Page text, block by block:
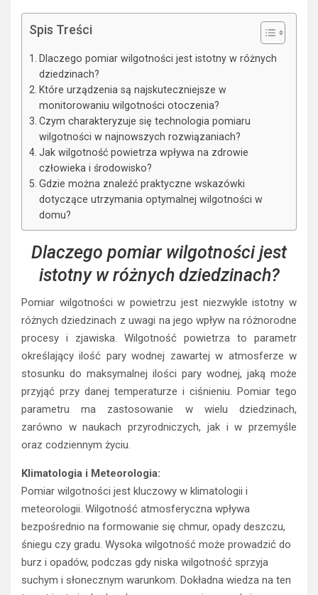
Spis Treści
Dlaczego pomiar wilgotności jest istotny w różnych
dziedzinach?
Które urządzenia są najskuteczniejsze w
monitorowaniu wilgotności otoczenia?
Czym charakteryzuje się technologia pomiaru
wilgotności w najnowszych rozwiązaniach?
Jak wilgotność powietrza wpływa na zdrowie
człowieka i środowisko?
Gdzie można znaleźć praktyczne wskazówki
dotyczące utrzymania optymalnej wilgotności w
domu?
Dlaczego pomiar wilgotności jest
istotny w różnych dziedzinach?
Pomiar wilgotności w powietrzu jest niezwykle istotny w
różnych dziedzinach z uwagi na jego wpływ na różnorodne
procesy i zjawiska. Wilgotność powietrza to parametr
określający ilość pary wodnej zawartej w atmosferze w
stosunku do maksymalnej ilości pary wodnej, jaką może
przyjąć przy danej temperaturze i ciśnieniu. Pomiar tego
parametru ma zastosowanie w wielu dziedzinach,
zarówno w naukach przyrodniczych, jak i w przemyśle
oraz codziennym życiu.
Klimatologia i Meteorologia:
Pomiar wilgotności jest kluczowy w klimatologii i
meteorologii. Wilgotność atmosferyczna wpływa
bezpośrednio na formowanie się chmur, opady deszczu,
śniegu czy gradu. Wysoka wilgotność może prowadzić do
burz i opadów, podczas gdy niska wilgotność sprzyja
suchym i słonecznym warunkom. Dokładna wiedza na ten